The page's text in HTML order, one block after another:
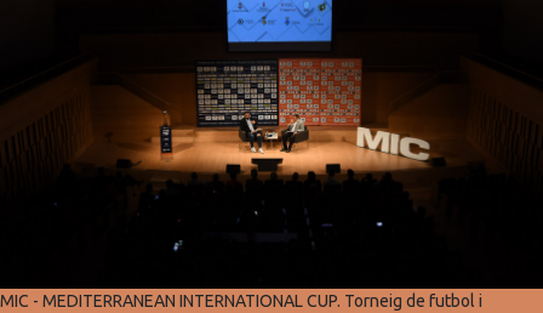
MIC - MEDITERRANEAN INTERNATIONAL CUP. Torneig de futbol i